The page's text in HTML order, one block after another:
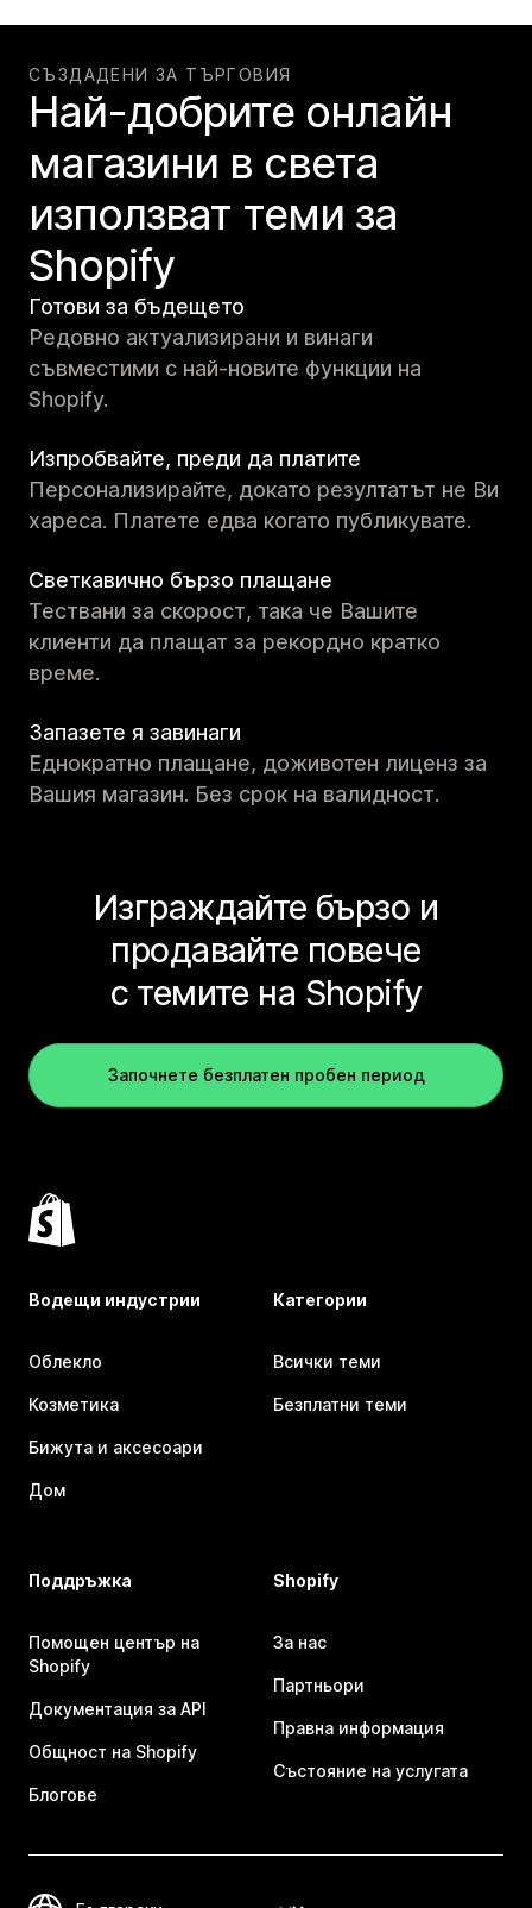
СЪЗДАДЕНИ ЗА ТЪРГОВИЯ
Най-добрите онлайн
магазини в света
използват теми за
Shopify
Готови за бъдещето
Редовно актуализирани и винаги
съвместими с най-новите функции на
Shopify.
Изпробвайте, преди да платите
Персонализирайте, докато резултатът не Ви
хареса. Платете едва когато публикувате.
Светкавично бързо плащане
Тествани за скорост, така че Вашите
клиенти да плащат за рекордно кратко
време.
Запазете я завинаги
Еднократно плащане, доживотен лиценз за
Вашия магазин. Без срок на валидност.
Изграждайте бързо и
продавайте повече
с темите на Shopify
Започнете безплатен пробен период
Водещи индустрии
Облекло
Козметика
Бижута и аксесоари
Дом
Категории
Всички теми
Безплатни теми
Поддръжка
Помощен център на
Shopify
Документация за API
Общност на Shopify
Блогове
Shopify
За нас
Партньори
Правна информация
Състояние на услугата